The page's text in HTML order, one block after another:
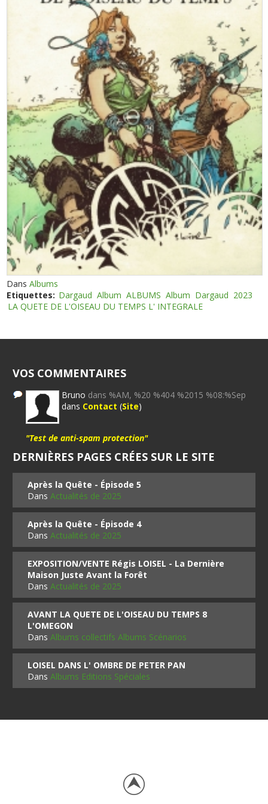
DansAlbums
Etiquettes: Dargaud Album ALBUMS Album Dargaud 2023
LA QUETE DE L'OISEAU DU TEMPS L' INTEGRALE
VOS COMMENTAIRES
Bruno dans %AM, %20 %404 %2015 %08:%Sep
dans Contact (Site)
"Test de anti-spam protection"
DERNIÈRES PAGES CRÉES SUR LE SITE
Après la Quête - Épisode 5
DansActualités de 2025
Après la Quête - Épisode 4
DansActualités de 2025
EXPOSITION/VENTE Régis LOISEL - La Dernière
Maison Juste Avant la Forêt
DansActualités de 2025
AVANT LA QUETE DE L'OISEAU DU TEMPS 8
L'OMEGON
DansAlbums collectifs Albums Scénarios
LOISEL DANS L' OMBRE DE PETER PAN
DansAlbums Editions Spéciales